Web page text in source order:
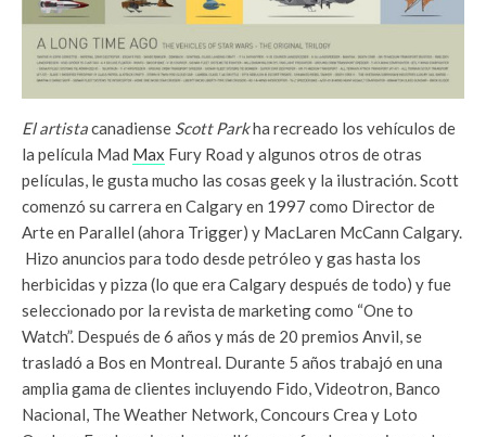
El artistacanadiense Scott Parkha recreado los vehículos de
la película Mad Max Fury Road y algunos otros de otras
películas, le gusta mucho las cosas geek y la ilustración. Scott
comenzó su carrera en Calgary en 1997 como Director de
Arte en Parallel (ahora Trigger) y MacLaren McCann Calgary.
Hizo anuncios para todo desde petróleo y gas hasta los
herbicidas y pizza (lo que era Calgary después de todo) y fue
seleccionado por la revista de marketing como “One to
Watch”. Después de 6 años y más de 20 premios Anvil, se
trasladó a Bos en Montreal. Durante 5 años trabajó en una
amplia gama de clientes incluyendo Fido, Videotron, Banco
Nacional, The Weather Network, Concours Crea y Loto